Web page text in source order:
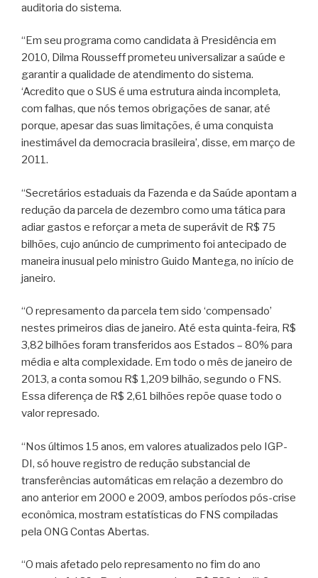
auditoria do sistema.
“Em seu programa como candidata à Presidência em
2010, Dilma Rousseff prometeu universalizar a saúde e
garantir a qualidade de atendimento do sistema.
‘Acredito que o SUS é uma estrutura ainda incompleta,
com falhas, que nós temos obrigações de sanar, até
porque, apesar das suas limitações, é uma conquista
inestimável da democracia brasileira’, disse, em março de
2011.
“Secretários estaduais da Fazenda e da Saúde apontam a
redução da parcela de dezembro como uma tática para
adiar gastos e reforçar a meta de superávit de R$ 75
bilhões, cujo anúncio de cumprimento foi antecipado de
maneira inusual pelo ministro Guido Mantega, no início de
janeiro.
“O represamento da parcela tem sido ‘compensado’
nestes primeiros dias de janeiro. Até esta quinta-feira, R$
3,82 bilhões foram transferidos aos Estados – 80% para
média e alta complexidade. Em todo o mês de janeiro de
2013, a conta somou R$ 1,209 bilhão, segundo o FNS.
Essa diferença de R$ 2,61 bilhões repõe quase todo o
valor represado.
“Nos últimos 15 anos, em valores atualizados pelo IGP-
DI, só houve registro de redução substancial de
transferências automáticas em relação a dezembro do
ano anterior em 2000 e 2009, ambos períodos pós-crise
econômica, mostram estatísticas do FNS compiladas
pela ONG Contas Abertas.
“O mais afetado pelo represamento no fim do ano